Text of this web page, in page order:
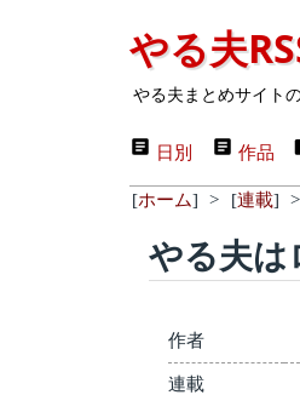
やる夫
やる夫まとめサイト
日別 作品
[ホーム] > [連載] >
やる夫
作者
連載